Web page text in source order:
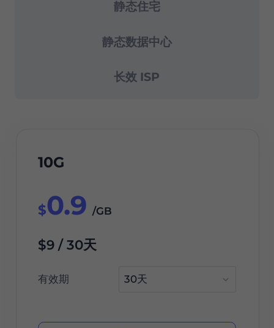
静态住宅
静态数据中心
长效 ISP
10G
$0.9 /GB
$9 / 30天
有效期